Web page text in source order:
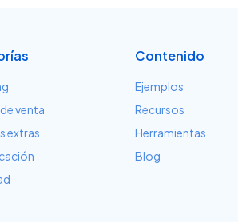
venta
extras
Contenido
Ejemplos
Recursos
Herramientas
Blog